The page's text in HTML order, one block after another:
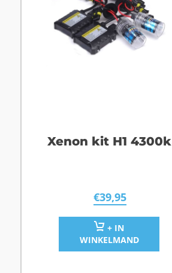
Xenon kit H1 4300k
€39,95
+ IN
WINKELMAND